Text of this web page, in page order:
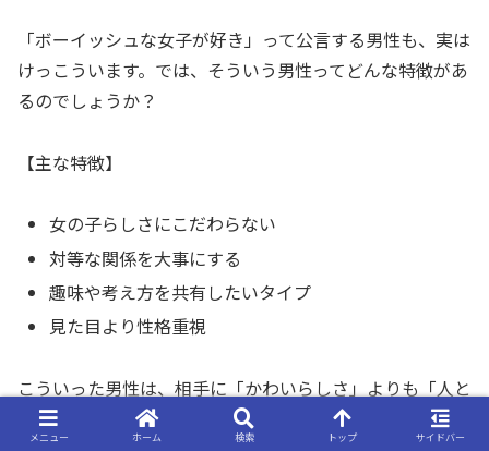
「ボーイッシュな女子が好き」って公言する男性も、実は
けっこういます。では、そういう男性ってどんな特徴があ
るのでしょうか？
【主な特徴】
女の子らしさにこだわらない
対等な関係を大事にする
趣味や考え方を共有したいタイプ
見た目より性格重視
こういった男性は、相手に「かわいらしさ」よりも「人と
して魅力があるか」を重視する傾向があります。たとえ
メニュー ホーム 検索 トップ サイドバー